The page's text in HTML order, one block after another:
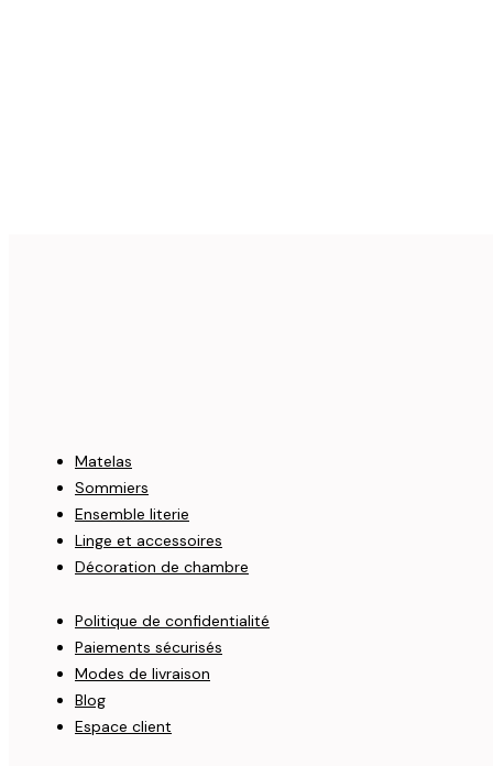
Matelas
Sommiers
Ensemble literie
Linge et accessoires
Décoration de chambre
Politique de confidentialité
Paiements sécurisés
Modes de livraison
Blog
Espace client